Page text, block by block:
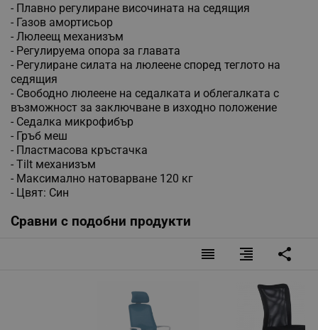
- Плавно регулиране височината на седящия
- Газов амортисьор
- Люлеещ механизъм
- Регулируема опора за главата
- Регулиране силата на люлеене според теглото на
седящия
- Свободно люлеене на седалката и облегалката с
възможност за заключване в изходно положение
- Седалка микрофибър
- Гръб меш
- Пластмасова кръстачка
- Tilt механизъм
- Максимално натоварване 120 кг
- Цвят: Син
Сравни с подобни продукти
reorder format_align_right share